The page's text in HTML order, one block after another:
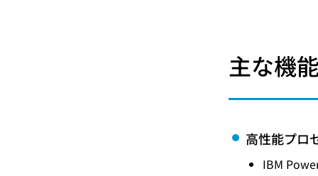
主な機
高性能プロ
IBM